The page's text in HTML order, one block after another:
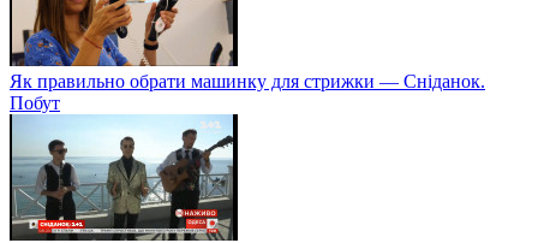
Як правильно обрати машинку для стрижки — Сніданок.
Побут